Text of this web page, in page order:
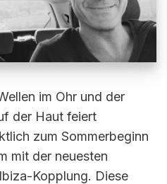
im Ohr und der
der Haut feiert
zum Sommerbeginn
mit der neuesten
Kopplung. Diese